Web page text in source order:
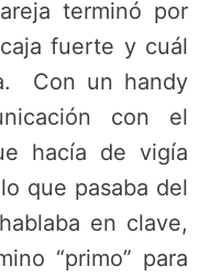
terminó por
fuerte y cuál
Con un handy
con el
hacía de vigía
que pasaba del
en clave,
“primo” para